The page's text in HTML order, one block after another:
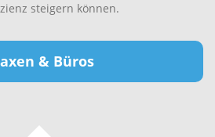
steigern können.
& Büros